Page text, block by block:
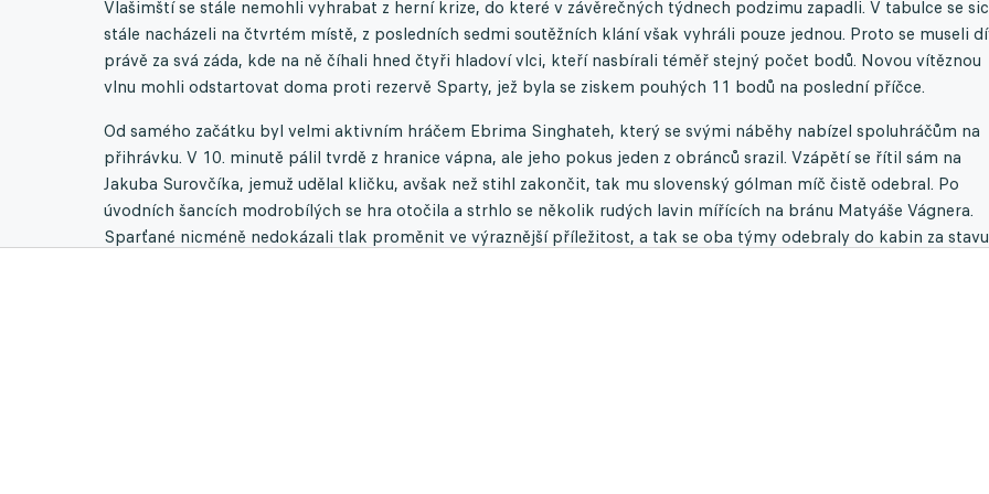
Vlašimští se stále nemohli vyhrabat z herní krize, do které v závěrečných týdnech podzimu zapadli. V tabulce se
stále nacházeli na čtvrtém místě, z posledních sedmi soutěžních klání však vyhráli pouze jednou. Proto se museli
právě za svá záda, kde na ně číhali hned čtyři hladoví vlci, kteří nasbírali téměř stejný počet bodů. Novou vítěznou
vlnu mohli odstartovat doma proti rezervě Sparty, jež byla se ziskem pouhých 11 bodů na poslední příčce.
Od samého začátku byl velmi aktivním hráčem Ebrima Singhateh, který se svými náběhy nabízel spoluhráčům na
přihrávku. V 10. minutě pálil tvrdě z hranice vápna, ale jeho pokus jeden z obránců srazil. Vzápětí se řítil sám na
Jakuba Surovčíka, jemuž udělal kličku, avšak než stihl zakončit, tak mu slovenský gólman míč čistě odebral. Po
úvodních šancích modrobílých se hra otočila a strhlo se několik rudých lavin mířících na bránu Matyáše Vágnera.
Sparťané nicméně nedokázali tlak proměnit ve výraznější příležitost, a tak se oba týmy odebraly do kabin za stavu